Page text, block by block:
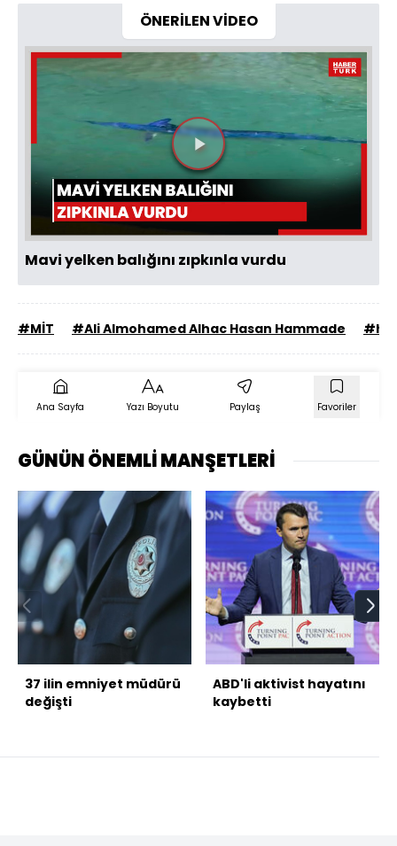
ÖNERİLEN VİDEO
Videoyu
Oynat
Mavi yelken balığını zıpkınla vurdu
#MİT #Ali Almohamed Alhac Hasan Hammade
Ana Sayfa Yazı Boyutu Paylaş Favoriler
GÜNÜN ÖNEMLİ MANŞETLERİ
37 ilin emniyet müdürü
değişti
ABD'li aktivist hayatını
kaybetti